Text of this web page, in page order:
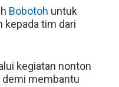
Bobotoh untuk
kepada tim dari
kegiatan nonton
demi membantu